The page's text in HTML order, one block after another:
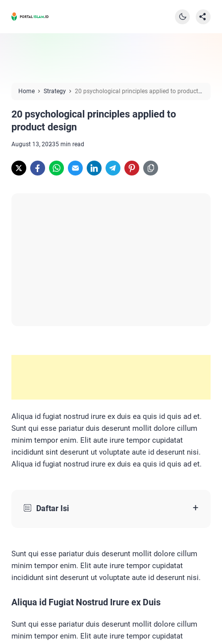
Home Strategy
20 psychological principles applied to product
20 psychological principles applied to
product design
August 13, 20235 min read
Aliqua id fugiat nostrud irure ex duis ea quis id quis ad et.
Sunt qui esse pariatur duis deserunt mollit dolore cillum
minim tempor enim. Elit aute irure tempor cupidatat
incididunt sint deserunt ut voluptate aute id deserunt nisi.
Aliqua id fugiat nostrud irure ex duis ea quis id quis ad et.
Daftar Isi +
Sunt qui esse pariatur duis deserunt mollit dolore cillum
minim tempor enim. Elit aute irure tempor cupidatat
incididunt sint deserunt ut voluptate aute id deserunt nisi.
Aliqua id Fugiat Nostrud Irure ex Duis
Sunt qui esse pariatur duis deserunt mollit dolore cillum
minim tempor enim. Elit aute irure tempor cupidatat